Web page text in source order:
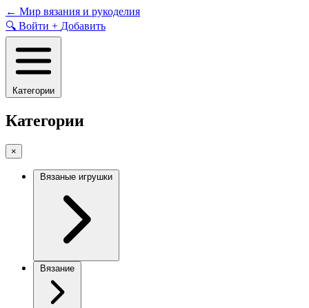
Skip
to
content
← Мир вязания и рукоделия
🔍 Войти + Добавить
Категории
Категории
×
Вязаные игрушки
Вязание